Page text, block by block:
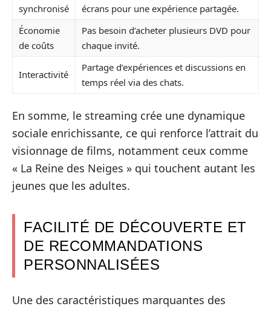
synchronisé
écrans pour une expérience partagée.
Économie
de coûts
Pas besoin d’acheter plusieurs DVD pour
chaque invité.
Interactivité
Partage d’expériences et discussions en
temps réel via des chats.
En somme, le streaming crée une dynamique
sociale enrichissante, ce qui renforce l’attrait du
visionnage de films, notamment ceux comme
« La Reine des Neiges » qui touchent autant les
jeunes que les adultes.
FACILITÉ DE DÉCOUVERTE ET
DE RECOMMANDATIONS
PERSONNALISÉES
Une des caractéristiques marquantes des